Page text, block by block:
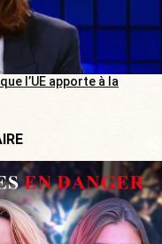
l’UE apporte à la